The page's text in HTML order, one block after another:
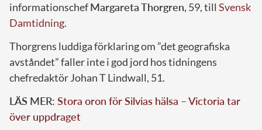
informationschefMargareta Thorgren, 59, till Svensk
Damtidning.
Thorgrens luddiga förklaring om ”det geografiska
avståndet” faller inte i god jord hos tidningens
chefredaktör Johan T Lindwall, 51.
LÄS MER: Stora oron för Silvias hälsa – Victoria tar
över uppdraget